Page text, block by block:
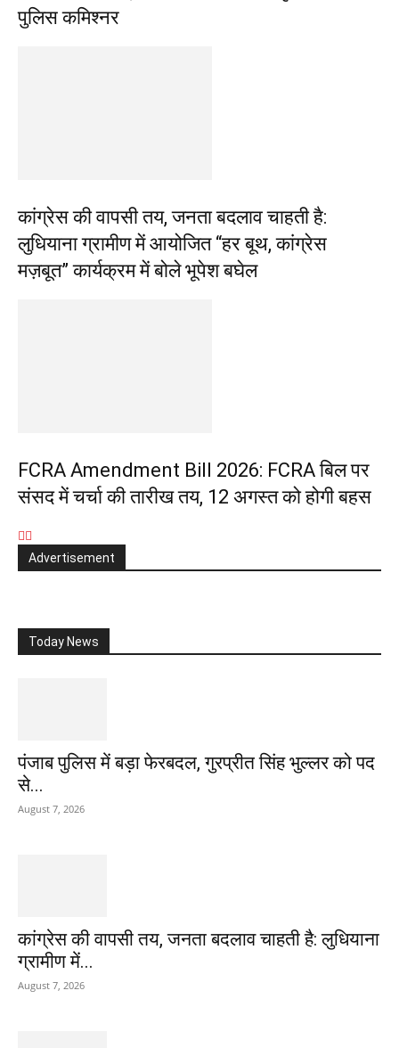
पुलिस कमिश्नर
कांग्रेस की वापसी तय, जनता बदलाव चाहती है:
लुधियाना ग्रामीण में आयोजित “हर बूथ, कांग्रेस
मज़बूत” कार्यक्रम में बोले भूपेश बघेल
FCRA Amendment Bill 2026: FCRA बिल पर
संसद में चर्चा की तारीख तय, 12 अगस्त को होगी बहस
Advertisement
Today News
पंजाब पुलिस में बड़ा फेरबदल, गुरप्रीत सिंह भुल्लर को पद
से...
August 7, 2026
कांग्रेस की वापसी तय, जनता बदलाव चाहती है: लुधियाना
ग्रामीण में...
August 7, 2026